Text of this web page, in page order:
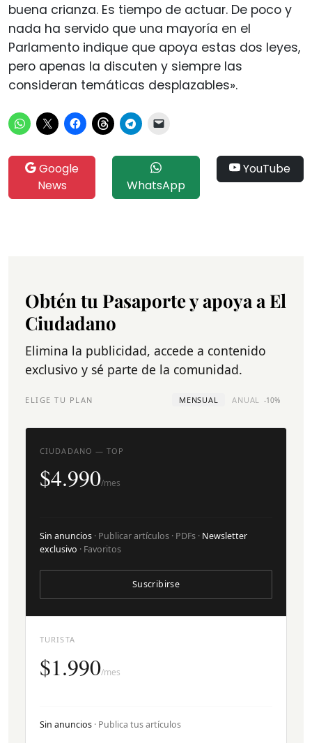
buena crianza. Es tiempo de actuar. De poco y
nada ha servido que una mayoría en el
Parlamento indique que apoya estas dos leyes,
pero apenas la discuten y siempre las
consideran temáticas desplazables».
Google
News
WhatsApp
YouTube
Obtén tu Pasaporte y apoya a El
Ciudadano
Elimina la publicidad, accede a contenido
exclusivo y sé parte de la comunidad.
ELIGE TU PLAN MENSUAL ANUAL -10%
TURISTA
$1.990/mes
Sin anuncios · Publica tus artículos
CIUDADANO — TOP
$4.990/mes
Sin anuncios · Publicar artículos · PDFs · Newsletter
exclusivo · Favoritos
Suscribirse